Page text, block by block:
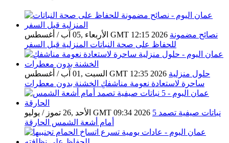
الأربعاء ,05 آب / أغسطس GMT 12:15 2026 نصائح مضمونة
للحفاظ على صحة النباتات المنزلية قبل السفر
السبت ,01 آب / أغسطس GMT 12:35 2026 حلول منزلية
ساحرة لاستعادة نعومة مناشفكِ الخشنة بدون معطرات
الأحد ,26 تموز / يوليو GMT 09:34 2026 5 نباتات صيفية تصمد
أمام أشعة الشمس الحارقة